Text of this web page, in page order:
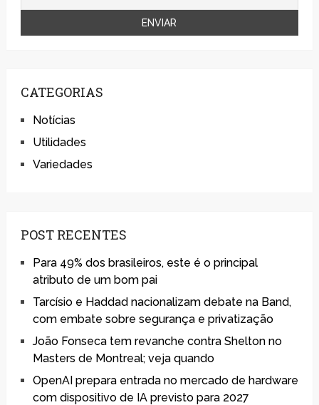
CATEGORIAS
Notícias
Utilidades
Variedades
POST RECENTES
Para 49% dos brasileiros, este é o principal
atributo de um bom pai
Tarcísio e Haddad nacionalizam debate na Band,
com embate sobre segurança e privatização
João Fonseca tem revanche contra Shelton no
Masters de Montreal; veja quando
OpenAI prepara entrada no mercado de hardware
com dispositivo de IA previsto para 2027